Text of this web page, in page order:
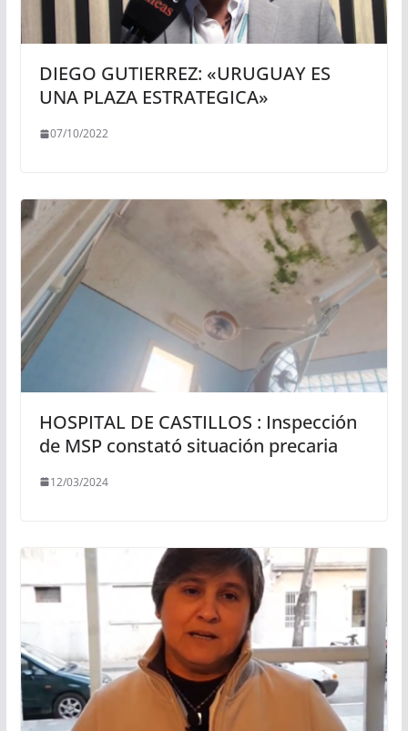
DIEGO GUTIERREZ: «URUGUAY ES
UNA PLAZA ESTRATEGICA»
07/10/2022
HOSPITAL DE CASTILLOS : Inspección
de MSP constató situación precaria
12/03/2024